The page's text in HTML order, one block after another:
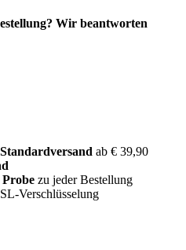
Wir beantworten
ab € 39,90
Probe zu jeder Bestellung
Verschlüsselung